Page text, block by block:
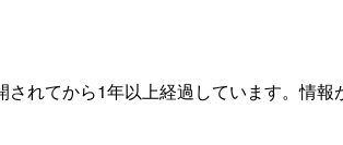
されてから1年以上経過しています。情報